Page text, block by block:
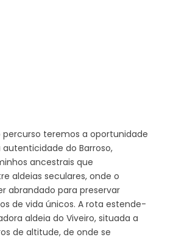
teremos a oportunidade
do Barroso,
ancestrais que
aldeias seculares, onde o
abrandado para preservar
de vida únicos. A rota estende-
aldeia do Viveiro, situada a
de altitude, de onde se